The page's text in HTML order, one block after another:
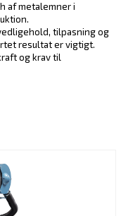
af metalemner i
tilpasning og
resultat er vigtigt.
og krav til